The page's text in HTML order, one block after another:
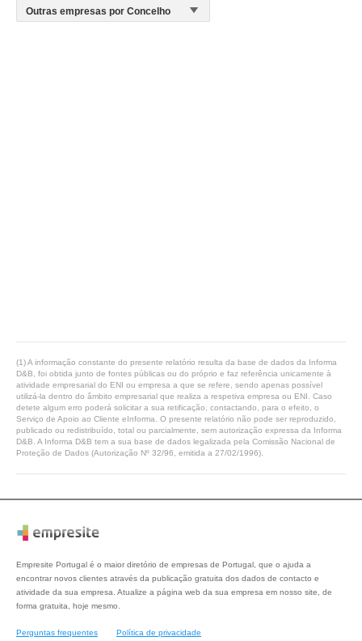
(1) A informação constante do presente relatório resulta da base de dados da Informa
D&B, foi obtida junto de fontes públicas ou do próprio e faz referência unicamente à
atividade empresarial do ENI ou empresa a que se refere, sendo apenas possível
utilizá-la dentro do âmbito empresarial que realiza a respetiva empresa ou ENI. Caso
detete algum erro poderá solicitar a sua retificação, contactando, para o efeito, o
Serviço de Apoio ao Cliente eInforma. O presente relatório não pode ser reproduzido,
publicado ou redistribuído, total ou parcialmente, sem autorização expressa da Informa
D&B. A Informa D&B tem a sua base de dados legalizada pela Comissão Nacional de
Proteção de Dados (Autorização Nº 32/96, emitida a 27/02/1996).
Empresite Portugal é o maior diretório de empresas de Portugal, que o ajuda a
encontrar novos clientes através da publicação gratuita dos dados de contacto e
atividade da sua empresa. Atualize a página web da sua empresa em nosso site, de
forma gratuita, hoje mesmo.
Perguntas frequentes Política de privacidade